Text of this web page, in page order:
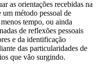
as orientações recebidas na
um método pessoal de
tempo, ou ainda
de reflexões pessoais
e da identificação
das particularidades de
que vão surgindo.